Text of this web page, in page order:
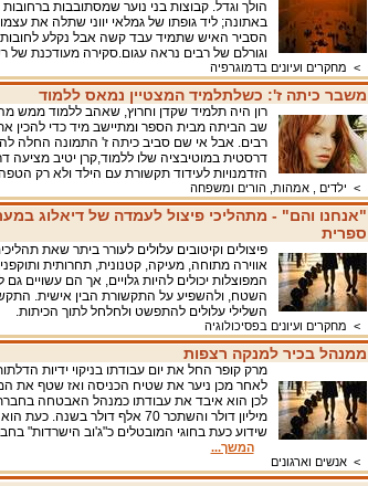
הולך וגדל. קבוצות בני נוער שמסתובבות
באתונה; ליד גופתו של גמלאי יווני שתלה את
הסביר האיש שתמיד עבד קשה אבל נקלע לחובות.
וגורלם של רבים נראה עגום.סקירה מעודכנת
> מחקרים ועיונים בדמוגרפיה
משבר כיתה ז': כשלתלמיד המצטיין נמאס ללמוד
רון היה תלמיד שקדן וחרוץ, שאהב ללמוד ממש
שב הביתה מבית הספר ומתיישב מיד כדי להכין
רבים. אבל אי שם סביב כיתה ז' התמונה החלה
דרסטית במוטיבציה שלו ללמוד,קרן יטיב מציעה
הזדמנויות לעידוד תקשורת עם הילד ולא רק
> ילדים , אמהות, הורים ומשפחה
"אנחנו והם" - מתהליכי פיצול לעמדה של דיאלוג
ספרית
פיצולים וקיטובים עלולים לעורר ביתר שאת
אווירה מתוחה, מעיקה, קטנונית, תחרותית
המפוצלות יכולים להיות גלויים, אך הם עשויים
השטח, ולהשפיע על התקשורת הבין אישית.
השלילי עלולים להתפשט ולחלחל לתוך
> מחקרים ועיונים בפסיכולוגיה
ממנהל בכיר למנקה רצפות
מרק קופר החל את יום עבודתו בניקוי ידיות
לאחר מכן ניער את שטיח הכניסה ואז שטף את
שידוע כעת בחוגי המובטלים כ"ג'וב הישרדות"
המשך...
>אנשים וארגונים